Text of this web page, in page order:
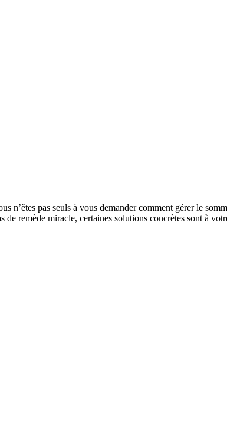
n’êtes pas seuls à vous demander comment gérer le
remède miracle, certaines solutions concrètes sont à